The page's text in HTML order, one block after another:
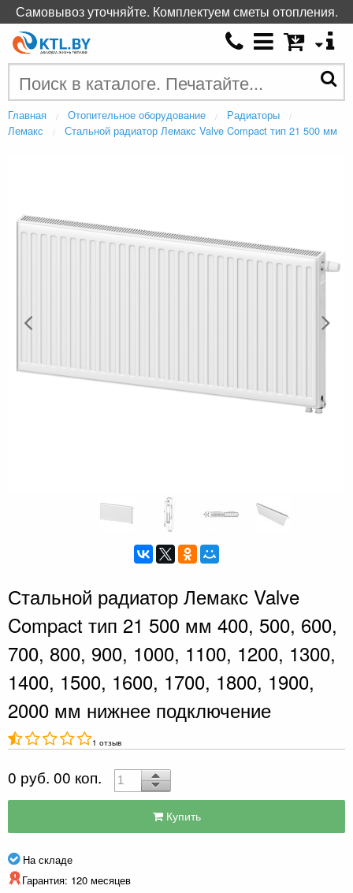
Главная Отопительное оборудование
Радиаторы
Лемакс
Стальной радиатор Лемакс Valve Compact тип 21 500 мм
Стальной радиатор Лемакс Valve
Compact тип 21 500 мм 400, 500, 600,
700, 800, 900, 1000, 1100, 1200, 1300,
1400, 1500, 1600, 1700, 1800, 1900,
2000 мм нижнее подключение
1 отзыв
0 руб. 00 коп.
Купить
На складе
Гарантия: 120 месяцев
Самовывоз уточняйте. Комплектуем сметы отопления.